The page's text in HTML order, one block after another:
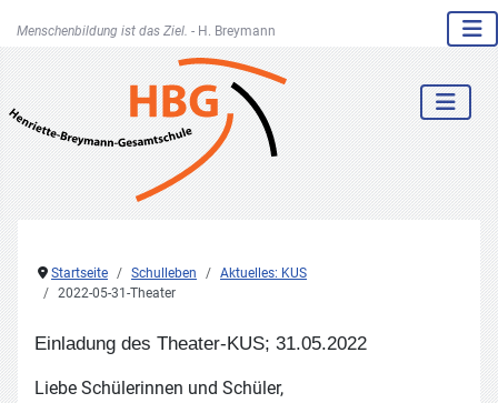
Menschenbildung ist das Ziel. - H. Breymann
Startseite Schulleben
Aktuelles: KUS
2022-05-31-Theater
Einladung des Theater-KUS; 31.05.2022
Liebe Schülerinnen und Schüler,